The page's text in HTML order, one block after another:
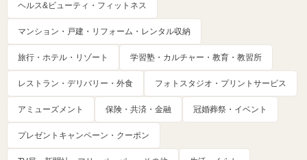
ヘルス&ビューティ・フィットネス
マンション・戸建・リフォーム・レンタル収納
旅行・ホテル・リゾート 学習塾・カルチャー・教育・教習所
レストラン・デリバリー・外食 フォトスタジオ・プリントサービス
アミューズメント 保険・共済・金融 冠婚葬祭・イベント
プレゼントキャンペーン・クーポン